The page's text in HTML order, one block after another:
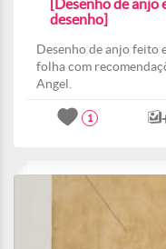
[Desenho de anjo
desenho]
Desenho de anjo feito
folha com
Angel.
1